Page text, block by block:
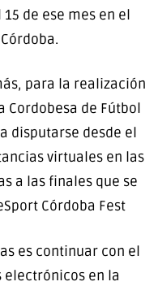
de ese mes en el
para la realización
Cordobesa de Fútbol
disputarse desde el
virtuales en las
a las finales que se
Córdoba Fest
es continuar con el
en la